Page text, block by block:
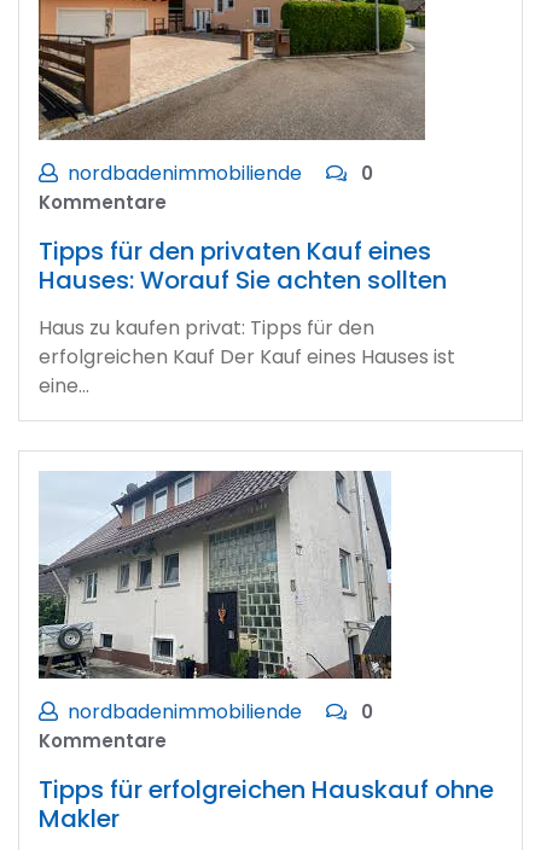
nordbadenimmobiliende
0
Kommentare
Tipps für den privaten Kauf eines
Hauses: Worauf Sie achten sollten
Haus zu kaufen privat: Tipps für den
erfolgreichen Kauf Der Kauf eines Hauses ist
eine…
nordbadenimmobiliende
0
Kommentare
Tipps für erfolgreichen Hauskauf ohne
Makler